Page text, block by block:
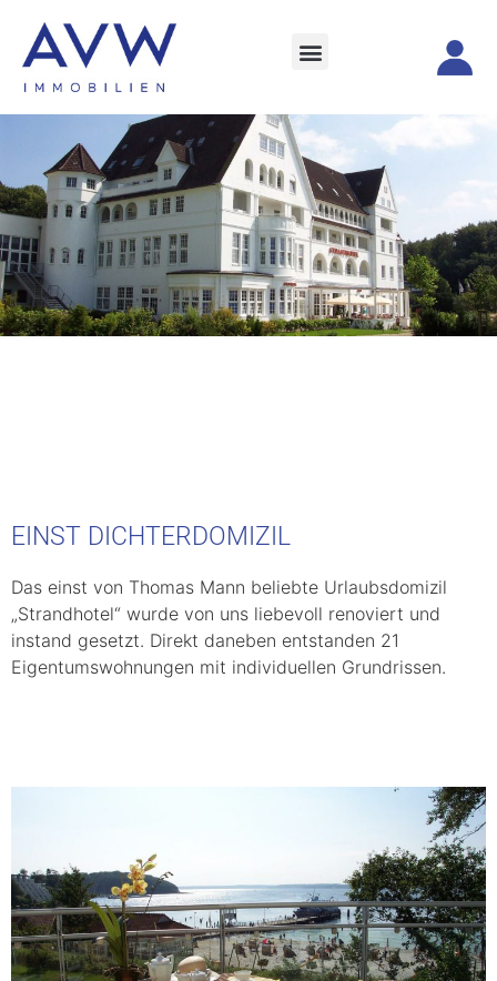
EINST DICHTERDOMIZIL
Das einst von Thomas Mann beliebte Urlaubsdomizil
„Strandhotel“ wurde von uns liebevoll renoviert und
instand gesetzt. Direkt daneben entstanden 21
Eigentumswohnungen mit individuellen Grundrissen.